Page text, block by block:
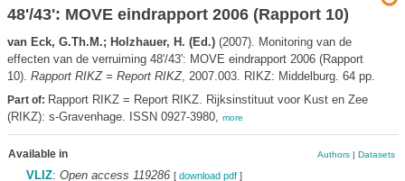
48'/43': MOVE eindrapport 2006 (Rapport 10)
van Eck, G.Th.M.; Holzhauer, H. (Ed.)(2007). Monitoring van de
effecten van de verruiming 48'/43': MOVE eindrapport 2006 (Rapport
10). Rapport RIKZ = Report RIKZ, 2007.003. RIKZ: Middelburg. 64 pp.
Part of: Rapport RIKZ = Report RIKZ. Rijksinstituut voor Kust en Zee
(RIKZ): s-Gravenhage. ISSN 0927-3980, more
Available in Authors| Datasets
VLIZ: Open access 119286 [ download pdf]